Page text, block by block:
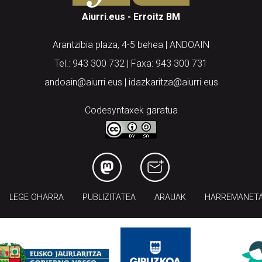
Aiurri.eus - Erroitz BM
Arantzibia plaza, 4-5 behea | ANDOAIN
Tel.: 943 300 732 | Faxa: 943 300 731
andoain@aiurri.eus | idazkaritza@aiurri.eus
Codesyntaxek garatua
LEGE OHARRA PUBLIZITATEA ARAUAK